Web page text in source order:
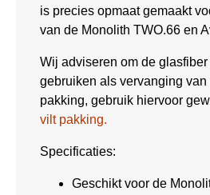
is precies opmaat gemaakt
van de Monolith TWO.66 en
Wij adviseren om de
gebruiken als vervanging
pakking, gebruik hiervoor
vilt pakking.
Specificaties:
Geschikt voor de